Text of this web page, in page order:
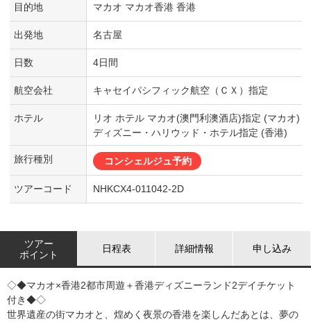
目的地 マカオ マカオ香港 香港
出発地 名古屋
日数 4日間
航空会社 キャセイパシフィック航空（ＣＸ）指定
ホテル
リオ ホテル マカオ(澳門利澳酒店)指定 (マカオ)
ディズニー・ハリウッド・ホテル指定 (香港)
旅行種別 コンシェルジュ予約
ツアーコード NHKCX4-011042-2D
ツアー
ポイント
日程表 詳細情報 申し込み
◇◆マカオ×香港2都市周遊＋香港ディズニーランド2デイチケット
付き◆◇
世界遺産の街マカオと、煌めく夜景の香港を楽しんだあとは、夢の